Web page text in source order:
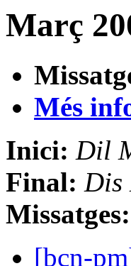
Març
Més
Inici: Dil
Final: Dis
Missatges:
[bcn-